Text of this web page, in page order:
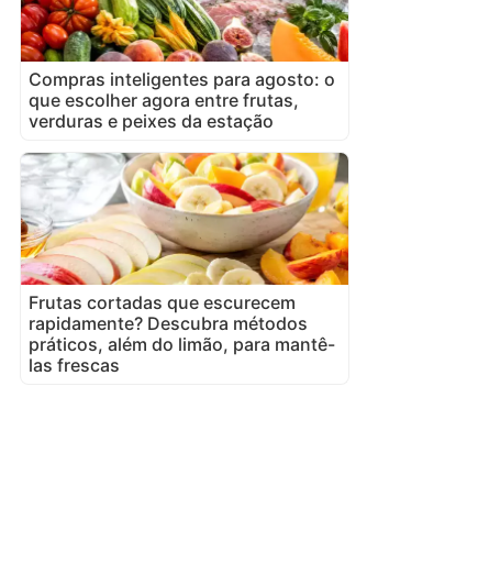
Compras inteligentes para agosto: o
que escolher agora entre frutas,
verduras e peixes da estação
Frutas cortadas que escurecem
rapidamente? Descubra métodos
práticos, além do limão, para mantê-
las frescas